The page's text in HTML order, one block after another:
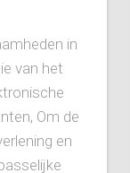
in
van het
Om de
en